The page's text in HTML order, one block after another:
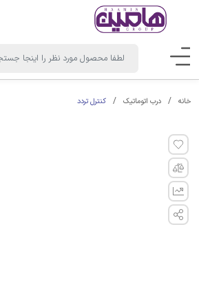
خانه درب اتوماتیک کنترل تردد